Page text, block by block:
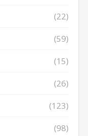
(22)
(59)
(15)
(26)
(123)
(98)